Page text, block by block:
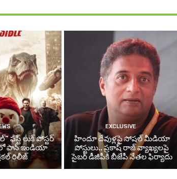
ఫస్ట్ లుక్ పోస్టర్
పాన్ ఇండియా
రిలీజ్
EXCLUSIVE
హిందూ దేవుళ్లపై సోషల్ మీడియా
పోస్టులు.. ప్రకాష్ రాజ్ వ్యాఖ్యలపై
సైబర్ డీజీపీకి బీజేపీ నేతల ఫిర్యాదు